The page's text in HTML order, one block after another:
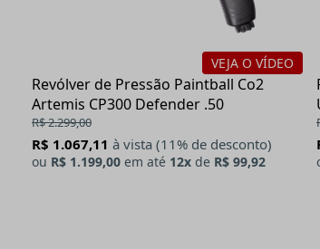
VEJA O VÍDEO
Revólver de Pressão Paintball Co2
Artemis CP300 Defender .50
R$ 2.299,00
R$ 1.067,11 à vista (11% de desconto)
ou R$ 1.199,00 em até 12x de R$ 99,92